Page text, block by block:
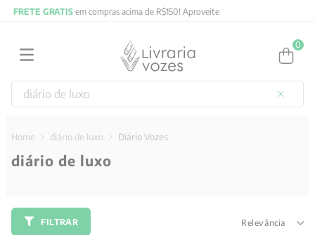
FRETE GRATISem compras acima de R$150! Aproveite
0
Buscar
diário de luxo Diário Vozes
diário de luxo
FILTRAR Relevância